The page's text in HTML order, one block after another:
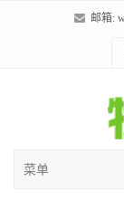
邮箱:
菜单